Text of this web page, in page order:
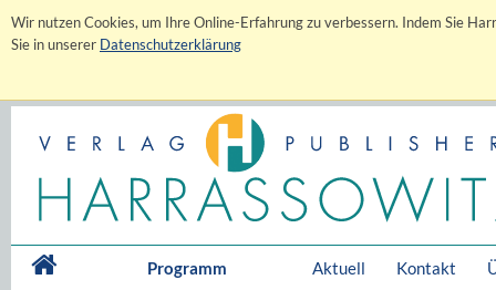
Wir nutzen Cookies, um Ihre Online-Erfahrung zu verbessern. Indem Sie
Sie in unserer Datenschutzerklärung
Programm Aktuell Kontakt